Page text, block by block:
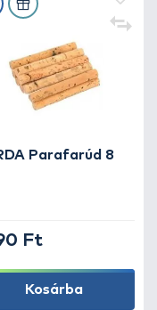
Parafarúd 8
Ft
Kosárba